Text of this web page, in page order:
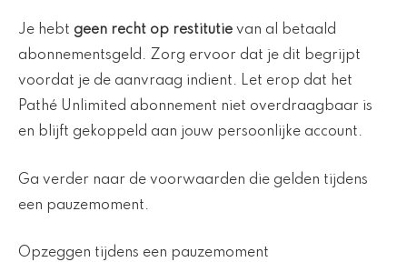
Je hebt geen recht op restitutie van al betaald
abonnementsgeld. Zorg ervoor dat je dit begrijpt
voordat je de aanvraag indient. Let erop dat het
Pathé Unlimited abonnement niet overdraagbaar is
en blijft gekoppeld aan jouw persoonlijke account.
Ga verder naar de voorwaarden die gelden tijdens
een pauzemoment.
Opzeggen tijdens een pauzemoment